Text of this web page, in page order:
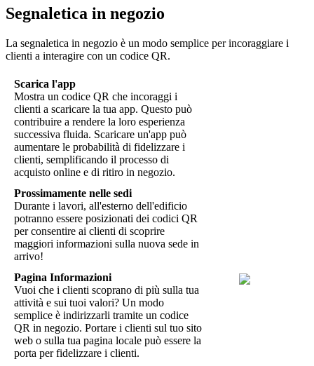
Segnaletica in negozio
La segnaletica in negozio è un modo semplice per incoraggiare i
clienti a interagire con un codice QR.
Scarica l'app
Mostra un codice QR che incoraggi i
clienti a scaricare la tua app. Questo può
contribuire a rendere la loro esperienza
successiva fluida. Scaricare un'app può
aumentare le probabilità di fidelizzare i
clienti, semplificando il processo di
acquisto online e di ritiro in negozio.
Prossimamente nelle sedi
Durante i lavori, all'esterno dell'edificio
potranno essere posizionati dei codici QR
per consentire ai clienti di scoprire
maggiori informazioni sulla nuova sede in
arrivo!
Pagina Informazioni
Vuoi che i clienti scoprano di più sulla tua
attività e sui tuoi valori? Un modo
semplice è indirizzarli tramite un codice
QR in negozio. Portare i clienti sul tuo sito
web o sulla tua pagina locale può essere la
porta per fidelizzare i clienti.